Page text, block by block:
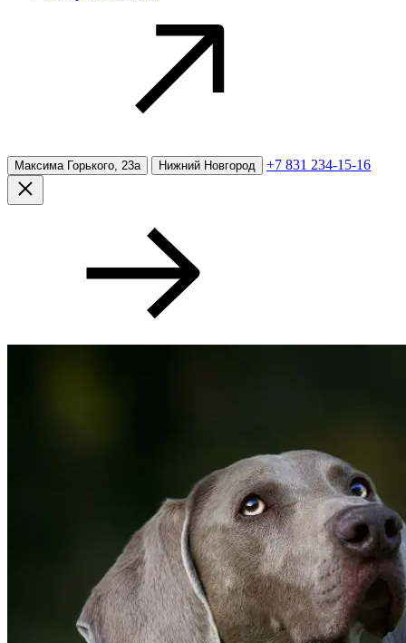
Максима Горького, 23а Нижний Новгород +7 831 234-15-16